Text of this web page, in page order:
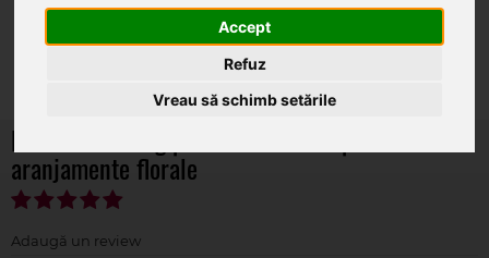
Accept
Refuz
Vreau să schimb setările
Buchet 18 fire gipsofila artificiala pentru
aranjamente florale